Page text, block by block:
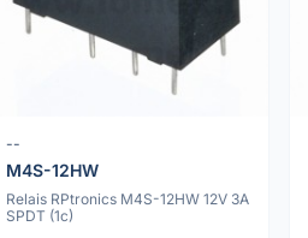
--
M4S-12HW
Relais RPtronics M4S-12HW 12V 3A
SPDT (1c)